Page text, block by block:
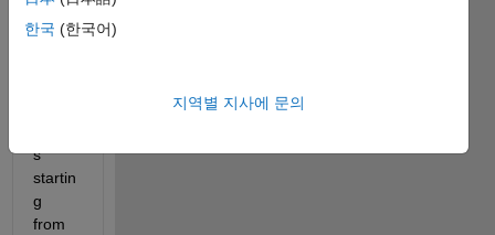
fill it
s
startin
g
from
한국 (한국어)
지역별 지사에 문의